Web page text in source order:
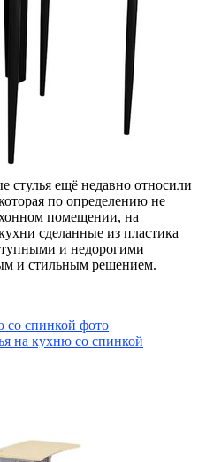
стулья ещё недавно относили
по определению не
помещении, на
сделанные из пластика
и недорогими
и стильным решением.
со спинкой фото
на кухню со спинкой